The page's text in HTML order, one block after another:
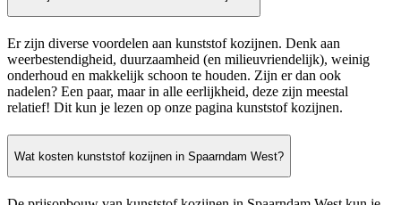
Er zijn diverse voordelen aan kunststof kozijnen. Denk aan
weerbestendigheid, duurzaamheid (en milieuvriendelijk), weinig
onderhoud en makkelijk schoon te houden. Zijn er dan ook
nadelen? Een paar, maar in alle eerlijkheid, deze zijn meestal
relatief! Dit kun je lezen op onze pagina kunststof kozijnen.
Wat kosten kunststof kozijnen in Spaarndam West?